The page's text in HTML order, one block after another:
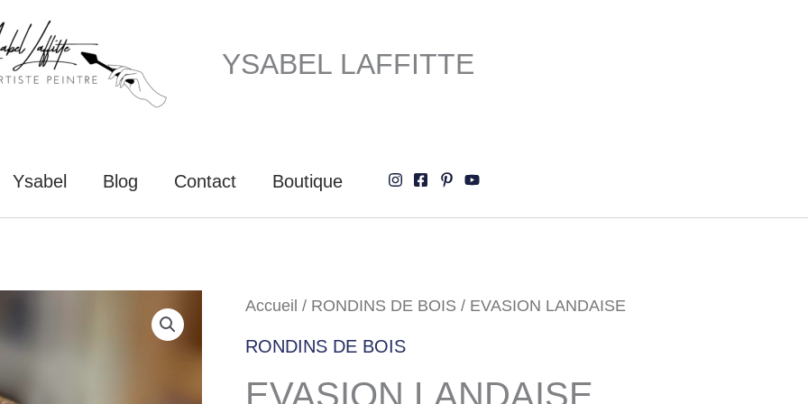
YSABEL LAFFITTE
Ysabel Blog Contact Boutique
Accueil / RONDINS DE BOIS / EVASION LANDAISE
RONDINS DE BOIS
EVASION LANDAISE